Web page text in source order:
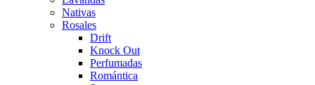
Nativas
Rosales
Drift
Knock Out
Perfumadas
Romántica